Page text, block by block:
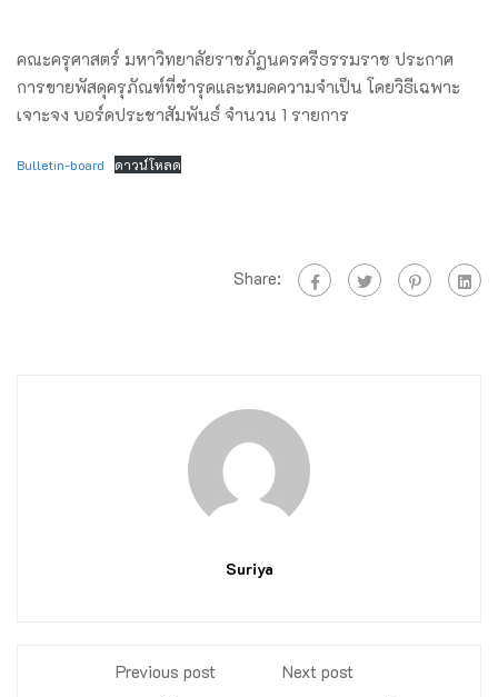
คณะครุศาสตร์ มหาวิทยาลัยราชภัฏนครศรีธรรมราช ประกาศ
การขายพัสดุครุภัณฑ์ที่ชำรุดและหมดความจำเป็น โดยวิธีเฉพาะ
เจาะจง บอร์ดประชาสัมพันธ์ จํานวน 1 รายการ
Bulletin-board ดาวน์โหลด
Share:
Suriya
Previous post
Next post